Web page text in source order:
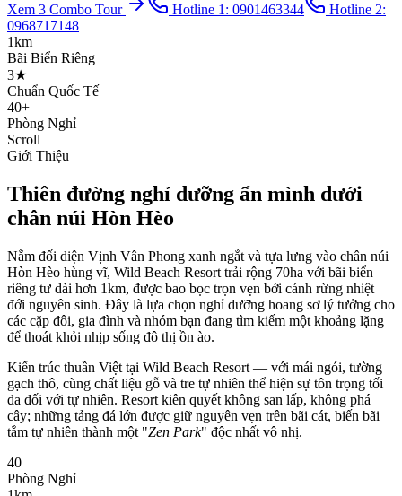
Xem 3 Combo Tour Hotline 1: 0901463344
Hotline 2:
0968717148
1km
Bãi Biển Riêng
3★
Chuẩn Quốc Tế
40+
Phòng Nghỉ
Scroll
Giới Thiệu
Thiên đường nghỉ dưỡng ẩn mình dưới
chân núi Hòn Hèo
Nằm đối diện Vịnh Vân Phong xanh ngắt và tựa lưng vào chân núi
Hòn Hèo hùng vĩ, Wild Beach Resort trải rộng 70ha với bãi biển
riêng tư dài hơn 1km, được bao bọc trọn vẹn bởi cánh rừng nhiệt
đới nguyên sinh. Đây là lựa chọn nghỉ dưỡng hoang sơ lý tưởng cho
các cặp đôi, gia đình và nhóm bạn đang tìm kiếm một khoảng lặng
để thoát khỏi nhịp sống đô thị ồn ào.
Kiến trúc thuần Việt tại Wild Beach Resort — với mái ngói, tường
gạch thô, cùng chất liệu gỗ và tre tự nhiên thể hiện sự tôn trọng tối
đa đối với tự nhiên. Resort kiên quyết không san lấp, không phá
cây; những tảng đá lớn được giữ nguyên vẹn trên bãi cát, biến bãi
tắm tự nhiên thành một "Zen Park" độc nhất vô nhị.
40
Phòng Nghỉ